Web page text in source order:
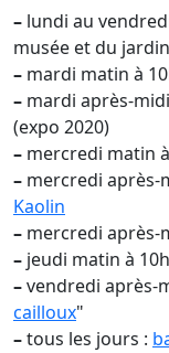
– lundi au
musée et du jardin
– mardi matin à
– mardi après-
(expo 2020)
– mercredi matin
– mercredi après-
Kaolin
– mercredi après-
– jeudi matin à
–vendredi après-
cailloux"
–tous les jours :